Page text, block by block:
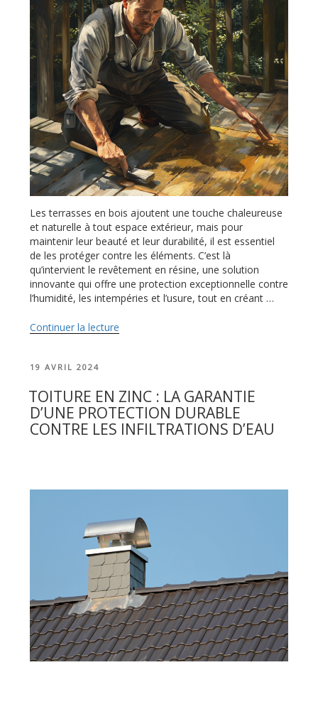
Les terrasses en bois ajoutent une touche chaleureuse
et naturelle à tout espace extérieur, mais pour
maintenir leur beauté et leur durabilité, il est essentiel
de les protéger contre les éléments. C’est là
qu’intervient le revêtement en résine, une solution
innovante qui offre une protection exceptionnelle contre
l’humidité, les intempéries et l’usure, tout en créant …
Continuer la lecture
en
résine
pour
PUBLIÉ
19 AVRIL 2024
TOITURE EN ZINC : LA GARANTIE
D’UNE PROTECTION DURABLE
CONTRE LES INFILTRATIONS D’EAU